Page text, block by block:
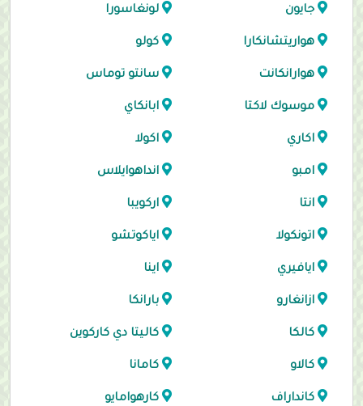
جايون لونغاسورا
هواريتشانكارا كولو
هوارانكانت سانتو توماس
موسوك لاكتا ابانكاي
اكاري اكولا
امبو انداهوايلاس
انتا اركويبا
اتونكولا اياكوتشو
ايافيري اينا
ازانغارو بارانكا
كالكا كاليتا دي كاركوين
كالاو كامانا
كانداراف كارهوامايو